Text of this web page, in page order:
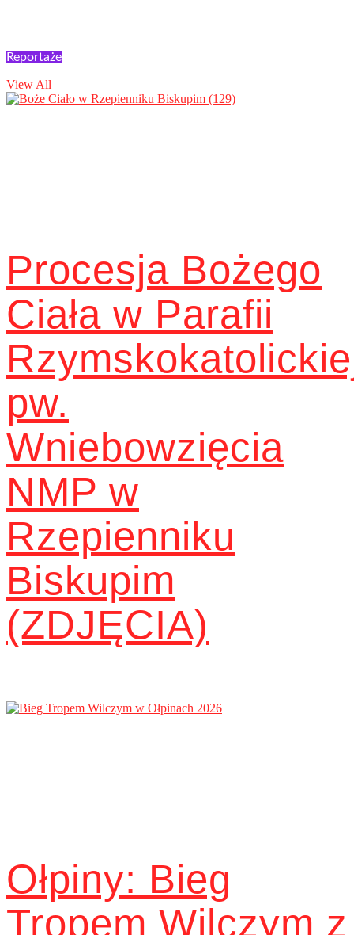
Reportaże
View All
Procesja Bożego
Ciała w Parafii
pw.
Wniebowzięcia
NMP w
Rzepienniku
Biskupim
(ZDJĘCIA)
Ołpiny: Bieg
Tropem Wilczym z